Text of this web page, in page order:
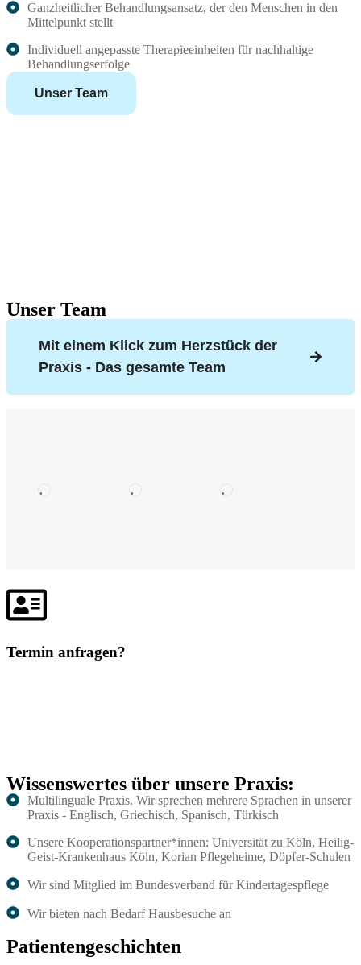
Ganzheitlicher Behandlungsansatz, der den Menschen in den
Mittelpunkt stellt
Individuell angepasste Therapieeinheiten für nachhaltige
Behandlungserfolge
Unser Team
Unser Team
Mit einem Klick zum Herzstück der
Praxis - Das gesamte Team
Termin anfragen?
Wissenswertes über unsere Praxis:
Multilinguale Praxis. Wir sprechen mehrere Sprachen in unserer
Praxis - Englisch, Griechisch, Spanisch, Türkisch
Unsere Kooperationspartner*innen: Universität zu Köln, Heilig-
Geist-Krankenhaus Köln, Korian Pflegeheime, Döpfer-Schulen
Wir sind Mitglied im Bundesverband für Kindertagespflege
Wir bieten nach Bedarf Hausbesuche an
Patientengeschichten